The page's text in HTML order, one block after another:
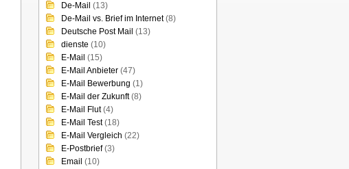
De-Mail (13)
De-Mail vs. Brief im Internet(8)
Deutsche Post Mail (13)
dienste (10)
E-Mail (15)
E-Mail Anbieter (47)
E-Mail Bewerbung (1)
E-Mail der Zukunft(8)
E-Mail Flut(4)
E-Mail Test(18)
E-Mail Vergleich (22)
E-Postbrief(3)
Email (10)